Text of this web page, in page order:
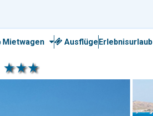
Mietwagen AusflügeErlebnisurlaub